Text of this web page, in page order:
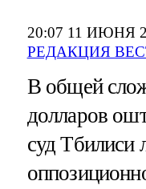
20:07 11 ИЮНЯ
РЕДАКЦИЯ
В общей
долларов
суд Тбилиси